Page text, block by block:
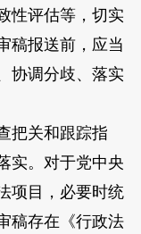
性评估等，切实
稿报送前，应当
协调分歧、落实
关和跟踪指
实。对于党中央
项目，必要时统
稿存在《行政法